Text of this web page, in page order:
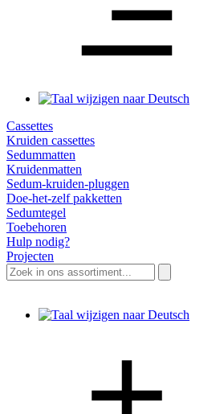
Cassettes
Kruiden cassettes
Sedummatten
Kruidenmatten
Sedum-kruiden-pluggen
Doe-het-zelf pakketten
Sedumtegel
Toebehoren
Hulp nodig?
Projecten
Zoeken
naar: